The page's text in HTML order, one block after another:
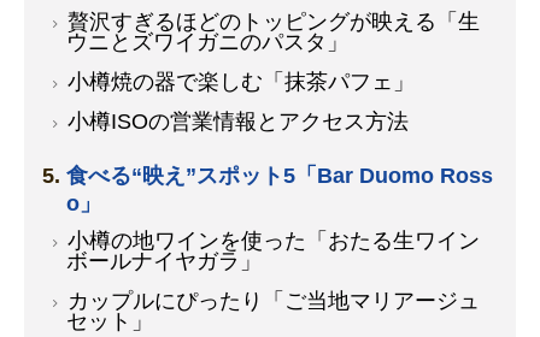
贅沢すぎるほどのトッピングが映える「生
ウニとズワイガニのパスタ」
小樽焼の器で楽しむ「抹茶パフェ」
小樽ISOの営業情報とアクセス方法
食べる“映え”スポット5「Bar Duomo Ross
o」
小樽の地ワインを使った「おたる生ワイン
ボールナイヤガラ」
カップルにぴったり「ご当地マリアージュ
セット」